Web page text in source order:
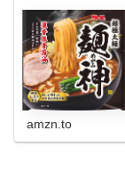
amzn.to